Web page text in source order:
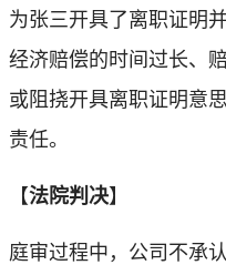
为张三开具了离职证明
经济赔偿的时间过长、
或阻挠开具离职证明意
责任。
【法院判决】
庭审过程中，公司不承